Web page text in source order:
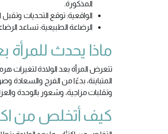
المذكورة.
الواقعية: توقع التحديات
الرضاعة الطبيعية: تساعد
ماذا يحدث للمرأة
تتعرض المرأة بعد الولادة لتغيرات
المتباينة، بدءًا من الفرح والسعادة
وتقلبات مزاجية، وشعور بالوحدة
كيف أتخلص من